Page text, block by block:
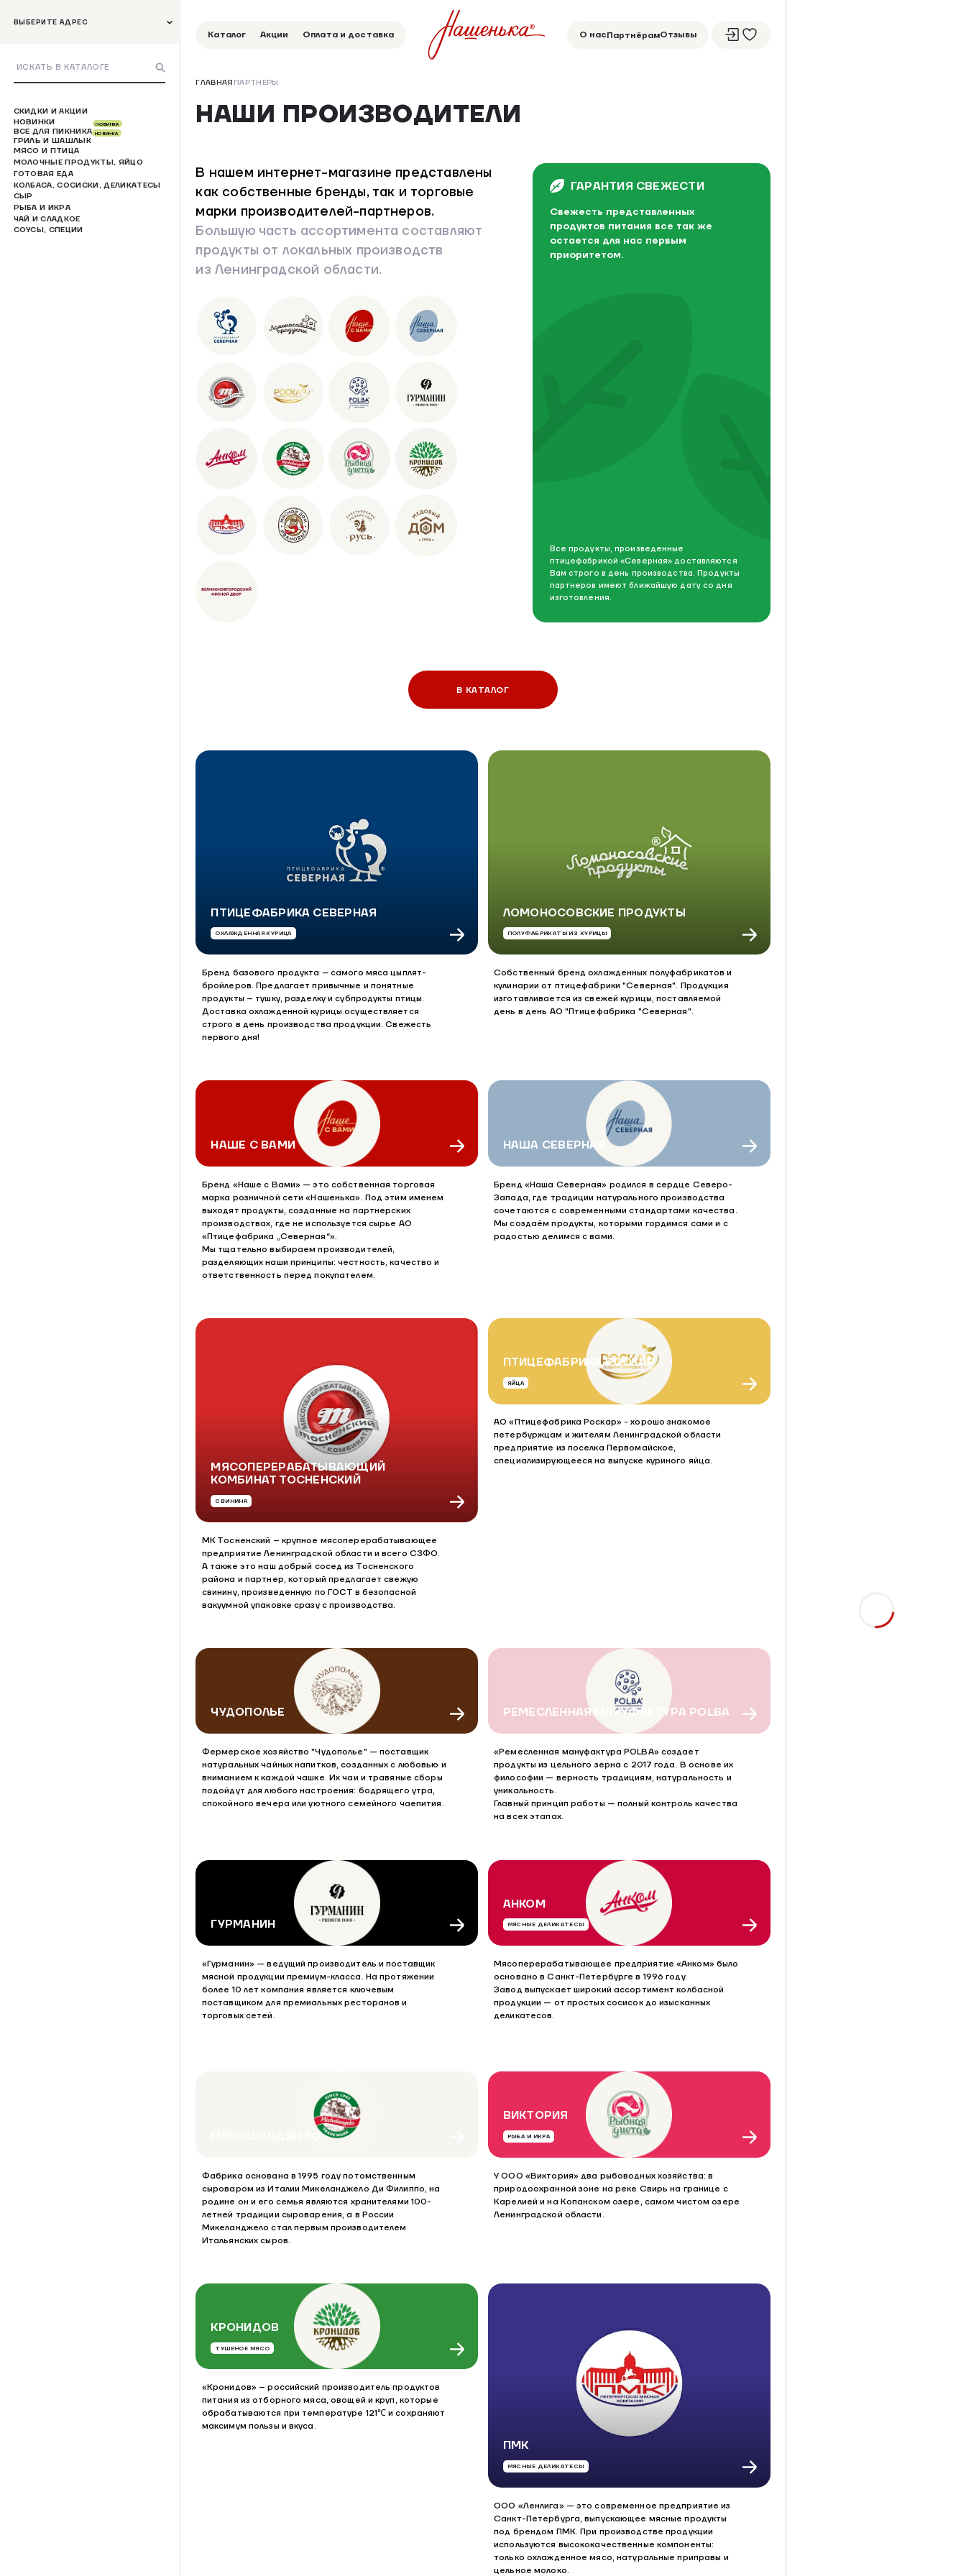
ВЫБЕРИТЕ АДРЕС
СКИДКИ И АКЦИИ
НОВИНКИ
ВСЕ ДЛЯ ПИКНИКА
НОВИНКА
ГРИЛЬ И ШАШЛЫК
НОВИНКА
МЯСО И ПТИЦА
МОЛОЧНЫЕ ПРОДУКТЫ, ЯЙЦО
ГОТОВАЯ ЕДА
КОЛБАСА, СОСИСКИ, ДЕЛИКАТЕСЫ
СЫР
РЫБА И ИКРА
ЧАЙ И СЛАДКОЕ
СОУСЫ, СПЕЦИИ
Каталог Акции Оплата и доставка О насПартнёрамОтзывы
ГЛАВНАЯ ПАРТНЕРЫ
НАШИ ПРОИЗВОДИТЕЛИ
В нашем интернет-магазине представлены
как собственные бренды, так и торговые
марки производителей-партнеров.
Большую часть ассортимента составляют
продукты от локальных производств
из Ленинградской области.
ГАРАНТИЯ СВЕЖЕСТИ
Свежесть представленных
продуктов питания все так же
остается для нас первым
приоритетом.
Все продукты, произведенные
птицефабрикой «Северная» доставляются
Вам строго в день производства. Продукты
партнеров имеют ближайшую дату со дня
изготовления.
В КАТАЛОГ
ПТИЦЕФАБРИКА СЕВЕРНАЯ
ОХЛАЖДЕННАЯ КУРИЦА
Бренд базового продукта – самого мяса цыплят-
бройлеров. Предлагает привычные и понятные
продукты – тушку, разделку и субпродукты птицы.
Доставка охлажденной курицы осуществляется
строго в день производства продукции. Свежесть
первого дня!
ЛОМОНОСОВСКИЕ ПРОДУКТЫ
ПОЛУФАБРИКАТЫ ИЗ КУРИЦЫ
Собственный бренд охлажденных полуфабрикатов и
кулинарии от птицефабрики "Северная". Продукция
изготавливается из свежей курицы, поставляемой
день в день АО "Птицефабрика "Северная".
НАШЕ С ВАМИ
Бренд «Наше с Вами» — это собственная торговая
марка розничной сети «Нашенька». Под этим именем
выходят продукты, созданные на партнерских
производствах, где не используется сырье АО
«Птицефабрика „Северная“».
Мы тщательно выбираем производителей,
разделяющих наши принципы: честность, качество и
ответственность перед покупателем.
НАША СЕВЕРНАЯ
Бренд «Наша Северная» родился в сердце Северо-
Запада, где традиции натурального производства
сочетаются с современными стандартами качества.
Мы создаём продукты, которыми гордимся сами и с
радостью делимся с вами.
МЯСОПЕРЕРАБАТЫВАЮЩИЙ
КОМБИНАТ ТОСНЕНСКИЙ
СВИНИНА
МК Тосненский – крупное мясоперерабатывающее
предприятие Ленинградской области и всего СЗФО.
А также это наш добрый сосед из Тосненского
района и партнер, который предлагает свежую
свинину, произведенную по ГОСТ в безопасной
вакуумной упаковке сразу с производства.
ПТИЦЕФАБРИКА РОСКАР
ЯЙЦА
АО «Птицефабрика Роскар» - хорошо знакомое
петербуржцам и жителям Ленинградской области
предприятие из поселка Первомайское,
специализирующееся на выпуске куриного яйца.
ЧУДОПОЛЬЕ
Фермерское хозяйство "Чудополье" — поставщик
натуральных чайных напитков, созданных с любовью и
вниманием к каждой чашке. Их чаи и травяные сборы
подойдут для любого настроения: бодрящего утра,
спокойного вечера или уютного семейного чаепития.
РЕМЕСЛЕННАЯ МАНУФАКТУРА POLBA
«Ремесленная мануфактура POLBA» создает
продукты из цельного зерна с 2017 года. В основе их
философии — верность традициям, натуральность и
уникальность.
Главный принцип работы — полный контроль качества
на всех этапах.
ГУРМАНИН
«Гурманин» — ведущий производитель и поставщик
мясной продукции премиум-класса. На протяжении
более 10 лет компания является ключевым
поставщиком для премиальных ресторанов и
торговых сетей.
АНКОМ
МЯСНЫЕ ДЕЛИКАТЕСЫ
Мясоперерабатывающее предприятие «Анком» было
основано в Санкт-Петербурге в 1996 году.
Завод выпускает широкий ассортимент колбасной
продукции — от простых сосисок до изысканных
деликатесов.
МИКЕЛЬАНДЖЕЛО
Фабрика основана в 1995 году потомственным
сыроваром из Италии Микеланджело Ди Филиппо, на
родине он и его семья являются хранителями 100-
летней традиции сыроварения, а в России
Микеланджело стал первым производителем
Итальянских сыров.
ВИКТОРИЯ
РЫБА И ИКРА
У ООО «Виктория» два рыбоводных хозяйства: в
природоохранной зоне на реке Свирь на границе с
Карелией и на Копанском озере, самом чистом озере
Ленинградской области.
КРОНИДОВ
ТУШЕНОЕ МЯСО
«Кронидов» – российский производитель продуктов
питания из отборного мяса, овощей и круп, которые
обрабатываются при температуре 121℃ и сохраняют
максимум пользы и вкуса.
ПМК
МЯСНЫЕ ДЕЛИКАТЕСЫ
ООО «Ленлига» — это современное предприятие из
Санкт-Петербурга, выпускающее мясные продукты
под брендом ПМК. При производстве продукции
используются высококачественные компоненты:
только охлажденное мясо, натуральные приправы и
цельное молоко.